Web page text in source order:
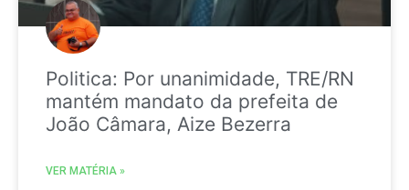
Politica: Por unanimidade, TRE/RN
mantém mandato da prefeita de
João Câmara, Aize Bezerra
VER MATÉRIA »